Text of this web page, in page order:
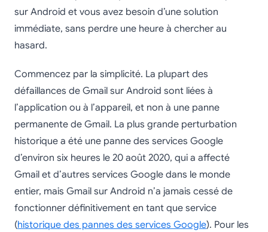
sur Android et vous avez besoin d’une solution
immédiate, sans perdre une heure à chercher au
hasard.
Commencez par la simplicité. La plupart des
défaillances de Gmail sur Android sont liées à
l’application ou à l’appareil, et non à une panne
permanente de Gmail. La plus grande perturbation
historique a été une panne des services Google
d’environ six heures le 20 août 2020, qui a affecté
Gmail et d’autres services Google dans le monde
entier, mais Gmail sur Android n’a jamais cessé de
fonctionner définitivement en tant que service
(historique des pannes des services Google). Pour les